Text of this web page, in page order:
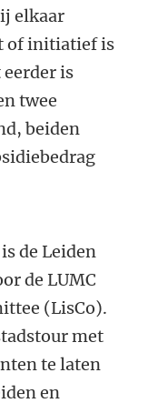
elkaar
of initiatief is
is
twee
beiden
de Leiden
de LUMC
(LisCo).
met
te laten
en